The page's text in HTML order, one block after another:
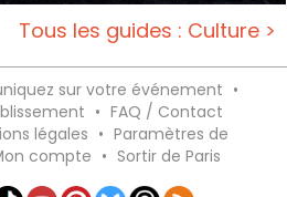
Tous les guides : Culture >
sur votre événement •
• FAQ / Contact
légales • Paramètres de
compte • Sortir de Paris